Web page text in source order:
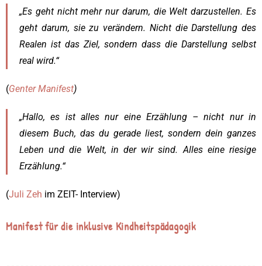
„Es geht nicht mehr nur darum, die Welt darzustellen. Es
geht darum, sie zu verändern. Nicht die Darstellung des
Realen ist das Ziel, sondern dass die Darstellung selbst
real wird.“
(Genter Manifest)
„Hallo, es ist alles nur eine Erzählung – nicht nur in
diesem Buch, das du gerade liest, sondern dein ganzes
Leben und die Welt, in der wir sind. Alles eine riesige
Erzählung.“
(Juli Zeh im ZEIT- Interview)
Manifest für die inklusive Kindheitspädagogik